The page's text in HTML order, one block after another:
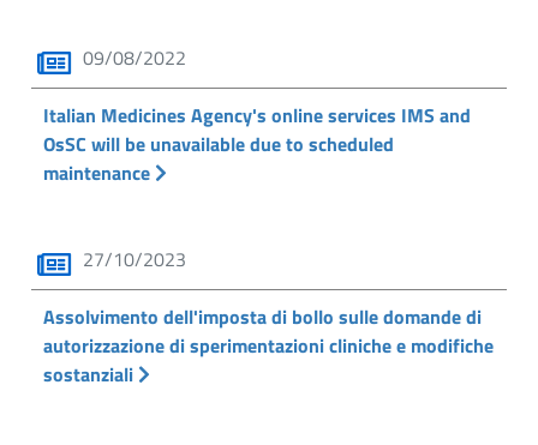
09/08/2022
Italian Medicines Agency's online services IMS and
OsSC will be unavailable due to scheduled
maintenance
27/10/2023
Assolvimento dell'imposta di bollo sulle domande di
autorizzazione di sperimentazioni cliniche e modifiche
sostanziali